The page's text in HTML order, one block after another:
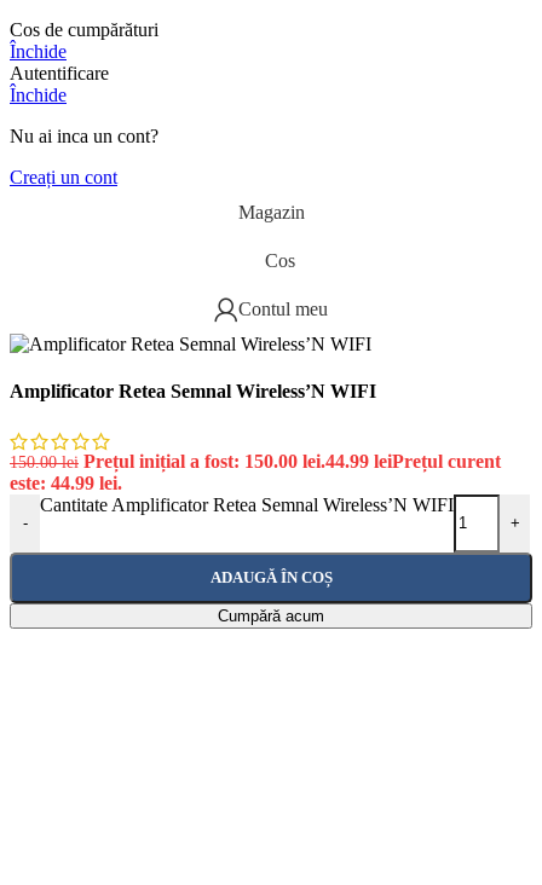
Cos de cumpărături
Închide
Autentificare
Închide
Nu ai inca un cont?
Creați un cont
Magazin
Cos
Contul meu
Amplificator Retea Semnal Wireless’N WIFI
150.00lei Prețul inițial a fost: 150.00 lei.44.99 leiPrețul curent
este: 44.99 lei.
-
Cantitate Amplificator Retea Semnal Wireless’N WIFI
+
ADAUGĂ ÎN COȘ
Cumpără acum